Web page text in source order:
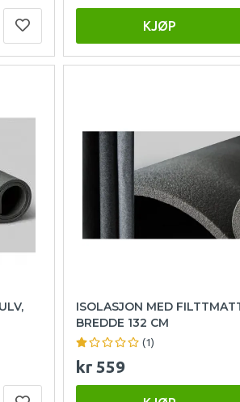
KJØP
ISOLASJON MED
BREDDE 132 CM
(1)
kr 559